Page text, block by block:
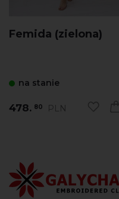
Femida (zielona)
na stanie
478. 80 PLN